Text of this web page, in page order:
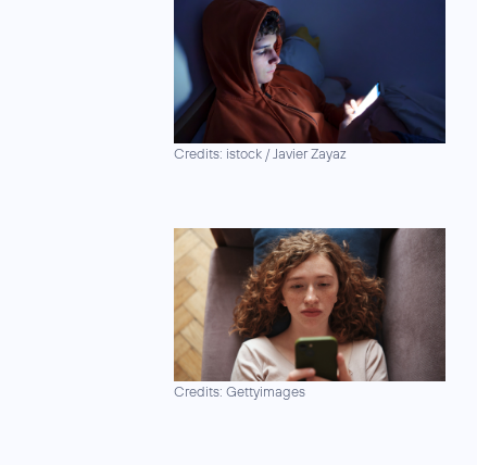
Credits: istock / Javier Zayaz
Credits: Gettyimages